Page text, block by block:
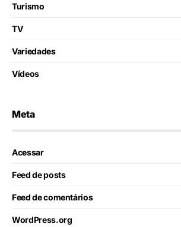
Turismo
TV
Variedades
Vídeos
Meta
Acessar
Feed de posts
Feed de comentários
WordPress.org